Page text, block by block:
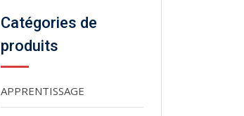
Catégories de
produits
APPRENTISSAGE